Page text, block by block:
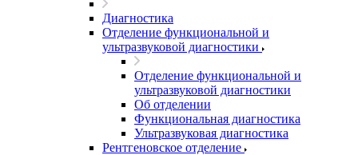
Диагностика
Отделение функциональной и
ультразвуковой диагностики
Отделение функциональной и
ультразвуковой диагностики
Об отделении
Функциональная диагностика
Ультразвуковая диагностика
Рентгеновское отделение